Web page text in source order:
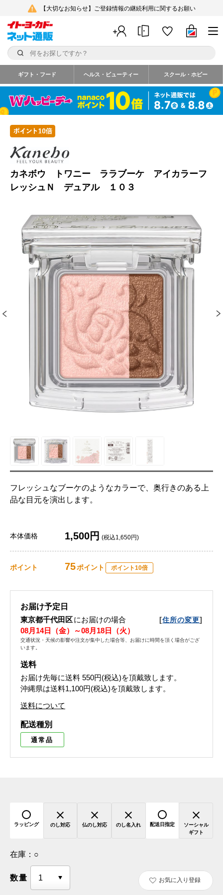
【大切なお知らせ】ご登録情報の継続利用に関するお願い
ギフト・フード ヘルス・ビューティー スクール・ホビー
カネボウ トワニー ララブーケ アイカラーフ
レッシュＮ デュアル １０３
フレッシュなブーケのようなカラーで、奥行きのある上
品な目元を演出します。
本体価格 1,500円 (税込1,650円)
ポイント 75ポイント ポイント10倍
お届け予定日
東京都千代田区にお届けの場合 [住所の変更]
08月14日（金）～08月18日（火）
交通状況・天候の影響や注文が集中した場合等、お届けに時間を頂く場合がござ
います。
送料
お届け先毎に送料 550円(税込)を頂戴致します。
沖縄県は送料1,100円(税込)を頂戴致します。
送料について
配送種別
通常品
ラッピング のし対応 仏のし対応 のし名入れ 配送日指定
ソーシャル
ギフト
在庫： ○
数量 お気に入り登録